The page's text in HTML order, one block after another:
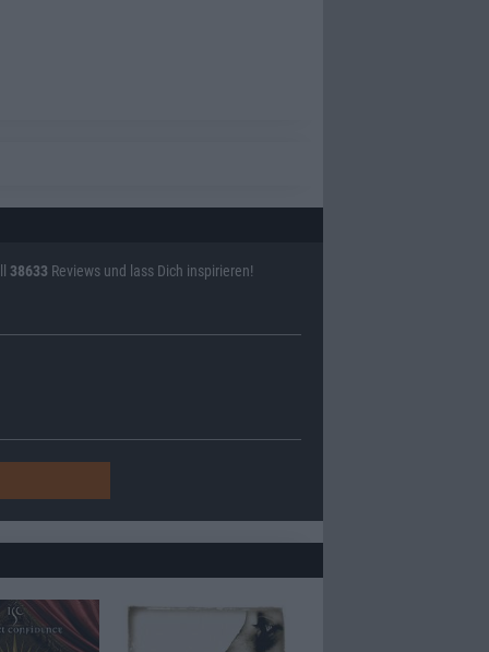
38633 Reviews und lass Dich inspirieren!